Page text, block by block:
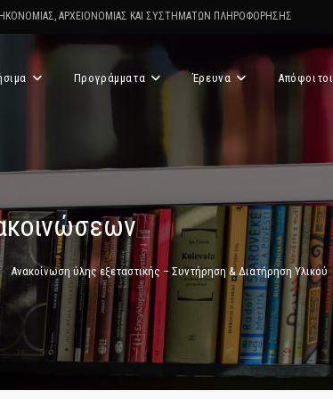
ΑΡΧΕΙΟΝΟΜΙΑΣ ΚΑΙ ΣΥΣΤΗΜΑΤΩΝ ΠΛΗΡΟΦΟΡΗΣΗΣ
Προγράμματα Έρευνα Απόφοιτοι
> Ανακοίνωση ύλης εξεταστικής – Συντήρηση & Διατήρηση Υλικού